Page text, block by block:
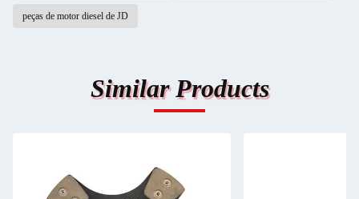
peças de motor diesel de JD
Similar Products